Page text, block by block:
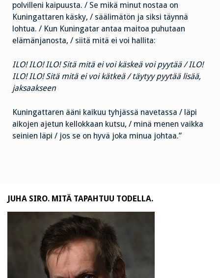
polvilleni kaipuusta. / Se mikä minut nostaa on
Kuningattaren käsky, / säälimätön ja siksi täynnä
lohtua. / Kun Kuningatar antaa maitoa puhutaan
elämänjanosta, / siitä mitä ei voi hallita:
ILO! ILO! ILO! Sitä mitä ei voi käskeä voi pyytää / ILO!
ILO! ILO! Sitä mitä ei voi kätkeä / täytyy pyytää lisää,
jaksaakseen
Kuningattaren ääni kaikuu tyhjässä navetassa / läpi
aikojen ajetun kellokkaan kutsu, / minä menen vaikka
seinien läpi / jos se on hyvä joka minua johtaa.”
JUHA SIRO. MITÄ TAPAHTUU TODELLA.